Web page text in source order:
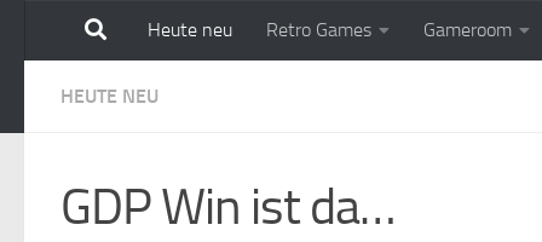
Zum Inhalt springen
Heute neu Retro Games Gameroom
HEUTE NEU
GDP Win ist da…